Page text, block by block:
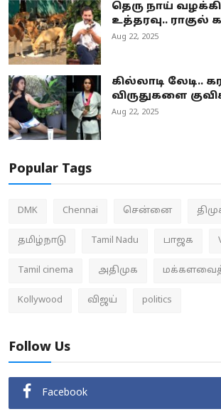
தெரு நாய்
உத்தரவு.. ராகுல்
Aug 22, 2025
கில்லாடி லேடி..
விருதுகளை
Aug 22, 2025
Popular Tags
DMK Chennai சென்னை
தமிழ்நாடு Tamil Nadu பாஜக
Tamil cinema அதிமுக
Kollywood விஜய் politics
Follow Us
Facebook